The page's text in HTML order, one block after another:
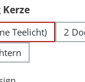
auswählen
Teelicht) 2